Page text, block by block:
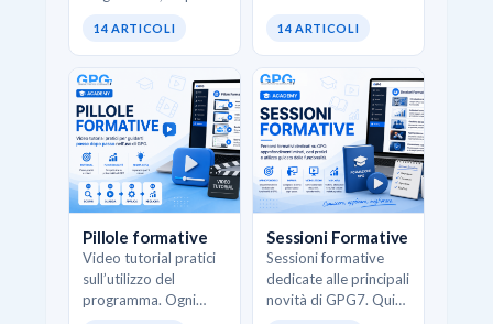
14 ARTICOLI
concreti. L’obiettivo è
scoprire opportunità
pratiche…
14 ARTICOLI
Pillole formative
Video tutorial pratici
sull’utilizzo del
programma. Ogni
Sessioni Formative
Sessioni formative
dedicate alle principali
novità di GPG7. Qui